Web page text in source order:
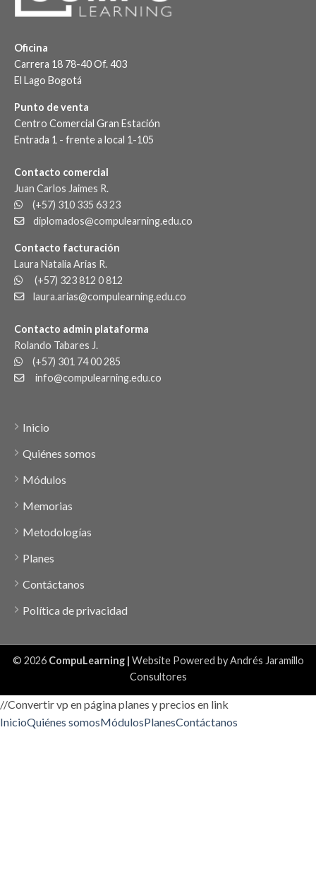
Oficina
Carrera 18 78-40 Of. 403
El Lago Bogotá
Punto de venta
Centro Comercial Gran Estación
Entrada 1 - frente a local 1-105
Contacto comercial
Juan Carlos Jaimes R.
(+57) 310 335 63 23
diplomados@compulearning.edu.co
Contacto facturación
Laura Natalia Arias R.
(+57) 323 812 0 812
laura.arias@compulearning.edu.co
Contacto admin plataforma
Rolando Tabares J.
(+57) 301 74 00 285
info@compulearning.edu.co
Inicio
Quiénes somos
Módulos
Memorias
Metodologías
Planes
Contáctanos
Política de privacidad
© 2026 CompuLearning | Website Powered byAndrés Jaramillo
Consultores
//Convertir vp en página planes y precios en link
InicioQuiénes somosMódulosPlanesContáctanos